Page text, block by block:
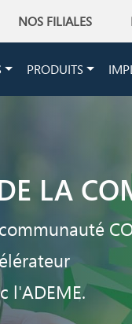
NOS FILIALES
PRODUITS
LA
l'ADEME.